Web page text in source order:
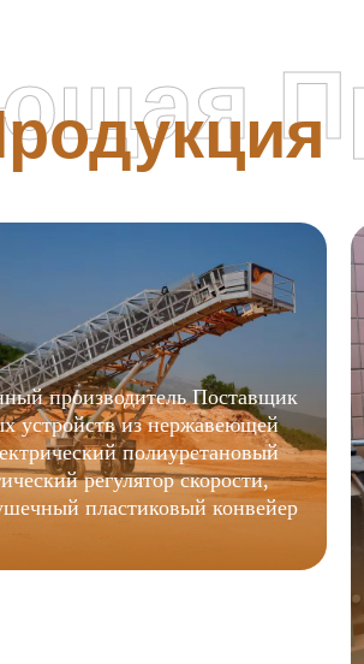
производитель Поставщик
устройств из нержавеющей
полиуретановый
регулятор скорости,
пластиковый конвейер